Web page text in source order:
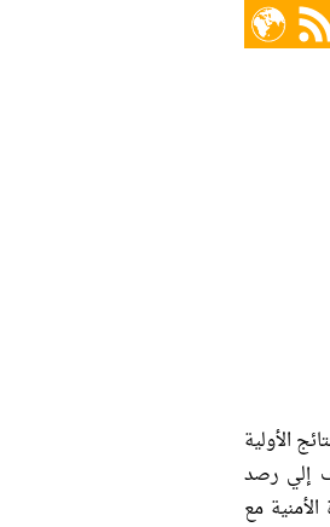
لعرض النتائج الأولية
إلي رصد
مع